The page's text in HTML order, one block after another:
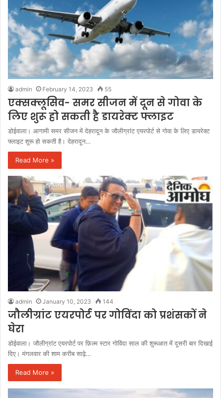
admin February 14, 2023 55
एक्सक्लूसिव- समर सीजन में दून से गोवा के
लिए शुरू हो सकती है डायरेक्ट फ्लाइट
डोईवाला। आगामी समर सीजन में देहरादून के जौलीग्रांट एयरपोर्ट से गोवा के लिए डायरेक्ट
फ्लाइट शुरू हो सकती है। देहरादून…
Read More »
admin January 10, 2023 144
जौलीग्रांट एयरपोर्ट पर गोविंदा को प्रशंसकों ने
घेरा
डोईवाला। जौलीग्रांट एयरपोर्ट पर फ़िल्म स्टार गोविंदा साल की शुरूआत में दूसरी बार दिखाई
दिए। मंगलवार की शाम करीब साढ़े…
Read More »